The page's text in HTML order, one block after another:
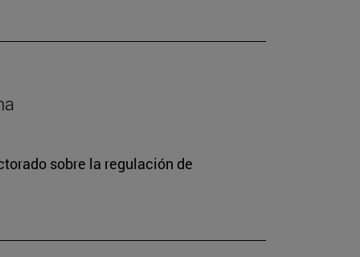
sobre la regulación de